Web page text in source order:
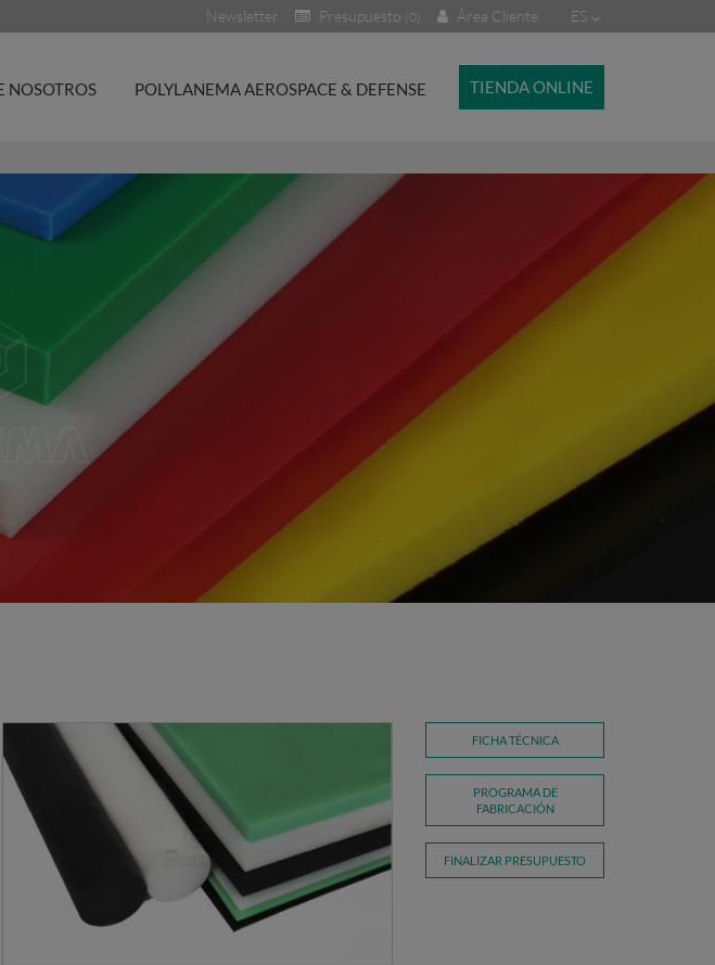
ES
Área Cliente
Presupuesto (0)
Newsletter
NOSOTROS POLYLANEMA AEROSPACE & DEFENSE TIENDA ONLINE
FICHA TÉCNICA
PROGRAMA DE
FABRICACIÓN
FINALIZAR PRESUPUESTO